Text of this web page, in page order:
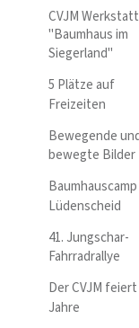
CVJM Werkstatt
"Baumhaus im
Siegerland"
5 Plätze auf
Freizeiten
Bewegende
bewegte Bilder
Lüdenscheid
41. Jungschar-
Fahrradrallye
Der CVJM feiert
Jahre